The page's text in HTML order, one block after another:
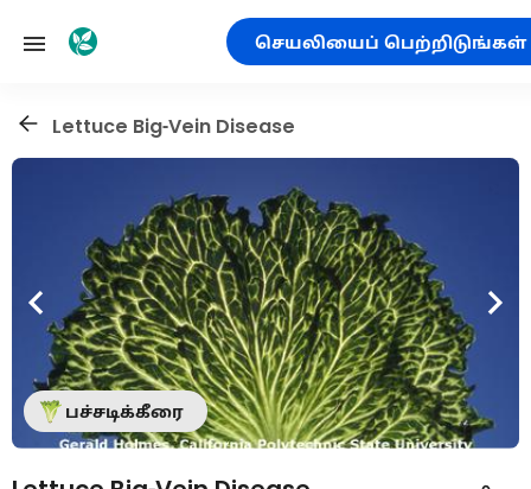
செயலியைப் பெற்றிடுங்கள்
Lettuce Big-Vein Disease
பச்சடிக்கீரை